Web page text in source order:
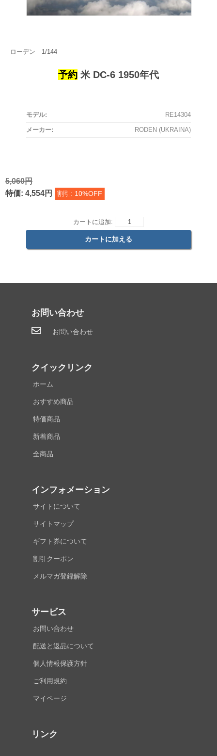
ローデン 1/144
予約 米 DC-6 1950年代
モデル: RE14304
メーカー: RODEN (UKRAINA)
5,060円
特価: 4,554円
割引: 10%OFF
カートに追加:
お問い合わせ
お問い合わせ
クイックリンク
ホーム
おすすめ商品
特価商品
新着商品
全商品
インフォメーション
サイトについて
サイトマップ
ギフト券について
割引クーポン
メルマガ登録解除
サービス
お問い合わせ
配送と返品について
個人情報保護方針
ご利用規約
マイページ
リンク